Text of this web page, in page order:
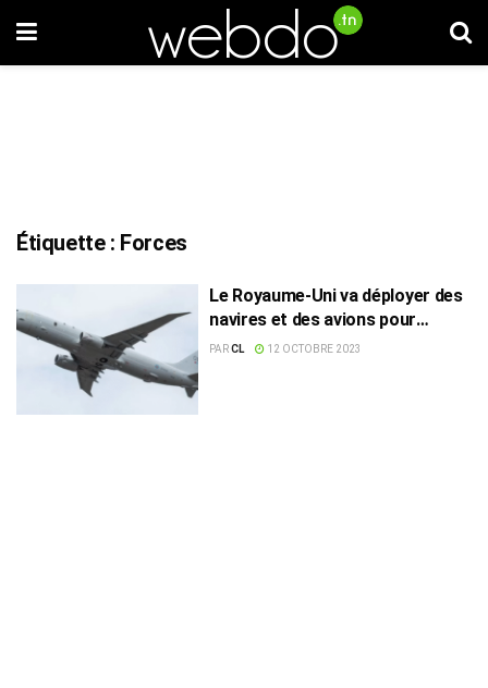
Étiquette : Forces
Le Royaume-Uni va déployer des
navires et des avions pour
soutenir Israël
PARCL 12 OCTOBRE 2023